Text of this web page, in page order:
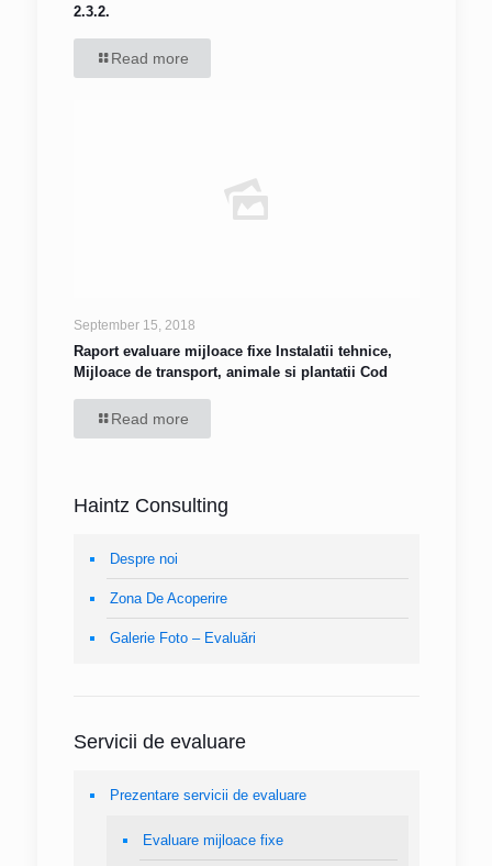
2.3.2.
Read more
September 15, 2018
Raport evaluare mijloace fixe Instalatii tehnice,
Mijloace de transport, animale si plantatii Cod
Read more
Haintz Consulting
Despre noi
Zona De Acoperire
Galerie Foto – Evaluări
Servicii de evaluare
Prezentare servicii de evaluare
Evaluare mijloace fixe